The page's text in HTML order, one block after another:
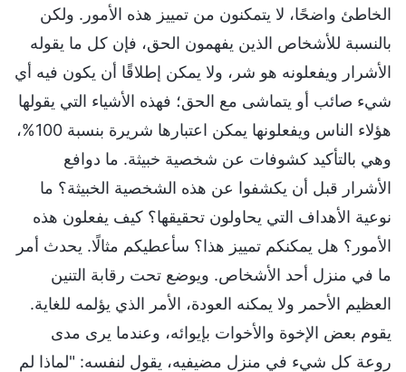
الخاطئ واضحًا، لا يتمكنون من تمييز هذه الأمور. ولكن
بالنسبة للأشخاص الذين يفهمون الحق، فإن كل ما يقوله
الأشرار ويفعلونه هو شر، ولا يمكن إطلاقًا أن يكون فيه أي
شيء صائب أو يتماشى مع الحق؛ فهذه الأشياء التي يقولها
هؤلاء الناس ويفعلونها يمكن اعتبارها شريرة بنسبة 100%،
وهي بالتأكيد كشوفات عن شخصية خبيثة. ما دوافع
الأشرار قبل أن يكشفوا عن هذه الشخصية الخبيثة؟ ما
نوعية الأهداف التي يحاولون تحقيقها؟ كيف يفعلون هذه
الأمور؟ هل يمكنكم تمييز هذا؟ سأعطيكم مثالًا. يحدث أمر
ما في منزل أحد الأشخاص. ويوضع تحت رقابة التنين
العظيم الأحمر ولا يمكنه العودة، الأمر الذي يؤلمه للغاية.
يقوم بعض الإخوة والأخوات بإيوائه، وعندما يرى مدى
روعة كل شيء في منزل مضيفيه، يقول لنفسه: "لماذا لم